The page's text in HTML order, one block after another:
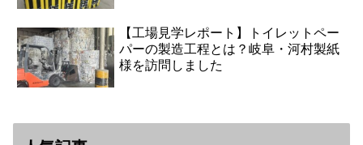
【工場見学レポート】トイレットペー
パーの製造工程とは？岐阜・河村製紙
様を訪問しました